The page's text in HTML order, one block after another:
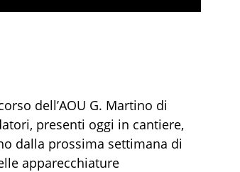
dell’AOU G. Martino di
presenti oggi in cantiere,
dalla prossima settimana di
apparecchiature